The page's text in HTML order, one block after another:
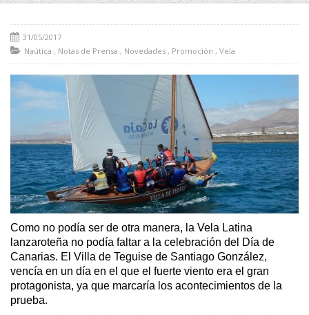
31/05/2017
Naútica , Notas de Prensa , Novedades , Promoción , Vela
Como no podía ser de otra manera, la Vela Latina
lanzaroteña no podía faltar a la celebración del Día de
Canarias. El Villa de Teguise de Santiago González,
vencía en un día en el que el fuerte viento era el gran
protagonista, ya que marcaría los acontecimientos de la
prueba.